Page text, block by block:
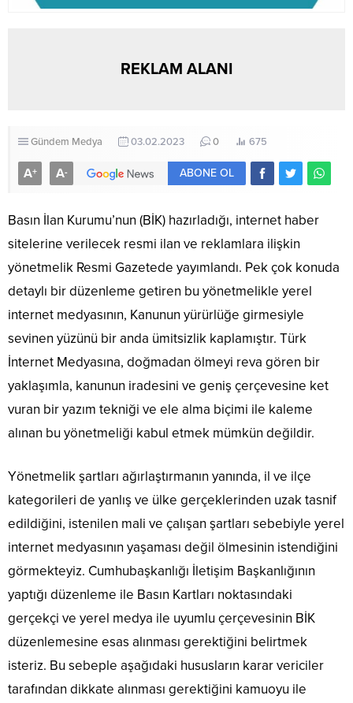
REKLAM ALANI
Gündem Medya 03.02.2023 0 675
A+ A- ABONE OL
Basın İlan Kurumu’nun (BİK) hazırladığı, internet haber
sitelerine verilecek resmi ilan ve reklamlara ilişkin
yönetmelik Resmi Gazetede yayımlandı. Pek çok konuda
detaylı bir düzenleme getiren bu yönetmelikle yerel
internet medyasının, Kanunun yürürlüğe girmesiyle
sevinen yüzünü bir anda ümitsizlik kaplamıştır. Türk
İnternet Medyasına, doğmadan ölmeyi reva gören bir
yaklaşımla, kanunun iradesini ve geniş çerçevesine ket
vuran bir yazım tekniği ve ele alma biçimi ile kaleme
alınan bu yönetmeliği kabul etmek mümkün değildir.
Yönetmelik şartları ağırlaştırmanın yanında, il ve ilçe
kategorileri de yanlış ve ülke gerçeklerinden uzak tasnif
edildiğini, istenilen mali ve çalışan şartları sebebiyle yerel
internet medyasının yaşaması değil ölmesinin istendiğini
görmekteyiz. Cumhubaşkanlığı İletişim Başkanlığının
yaptığı düzenleme ile Basın Kartları noktasındaki
gerçekçi ve yerel medya ile uyumlu çerçevesinin BİK
düzenlemesine esas alınması gerektiğini belirtmek
isteriz. Bu sebeple aşağıdaki hususların karar vericiler
tarafından dikkate alınması gerektiğini kamuoyu ile